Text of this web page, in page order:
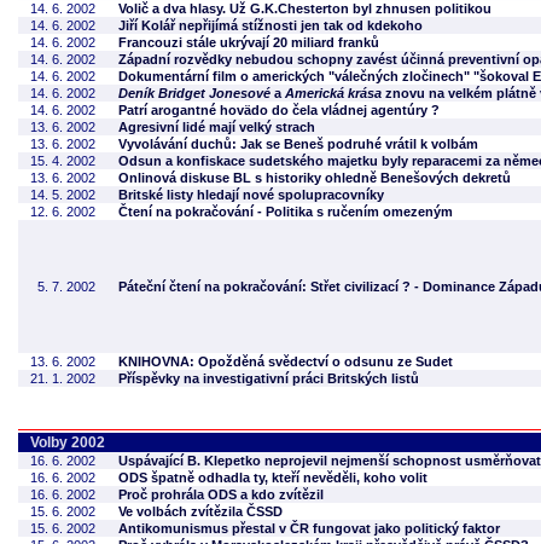
14. 6. 2002
Volič a dva hlasy. Už G.K.Chesterton byl zhnusen politikou
14. 6. 2002
Jiří Kolář nepřijímá stížnosti jen tak od kdekoho
14. 6. 2002
Francouzi stále ukrývají 20 miliard franků
14. 6. 2002
Západní rozvědky nebudou schopny zavést účinná preventivní
14. 6. 2002
Dokumentární film o amerických "válečných zločinech" "šokoval
14. 6. 2002
Deník Bridget Jonesové a Americká krása znovu na velkém plátně
14. 6. 2002
Patrí arogantné hovädo do čela vládnej agentúry ?
13. 6. 2002
Agresivní lidé mají velký strach
13. 6. 2002
Vyvolávání duchů: Jak se Beneš podruhé vrátil k volbám
15. 4. 2002
Odsun a konfiskace sudetského majetku byly reparacemi za
13. 6. 2002
Onlinová diskuse BL s historiky ohledně Benešových dekretů
14. 5. 2002
Britské listy hledají nové spolupracovníky
12. 6. 2002
Čtení na pokračování - Politika s ručením omezeným
5. 7. 2002 Páteční čtení na pokračování: Střet civilizací ? - Dominance
13. 6. 2002
KNIHOVNA: Opožděná svědectví o odsunu ze Sudet
21. 1. 2002
Příspěvky na investigativní práci Britských listů
Volby 2002
16. 6. 2002
Uspávající B. Klepetko neprojevil nejmenší schopnost
16. 6. 2002
ODS špatně odhadla ty, kteří nevěděli, koho volit
16. 6. 2002
Proč prohrála ODS a kdo zvítězil
15. 6. 2002
Ve volbách zvítězila ČSSD
15. 6. 2002
Antikomunismus přestal v ČR fungovat jako politický faktor